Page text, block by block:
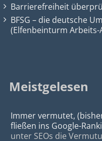
Barrierefreiheit
BFSG – die deutsche
(Elfenbeinturm Arbeits-
Meistgelesen
Immer vermutet,
fließen ins Google-
unter SEOs die